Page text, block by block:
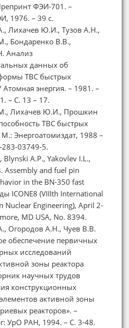
ФЭИ-701. –
1976. – 39 с.
Лихачев Ю.И., Тузов А.Н.,
Бондаренко В.В.,
Анализ
данных об
ТВС быстрых
Атомная энергия. – 1981. –
– С. 13 – 17.
Лихачев Ю.И., Прошкин
ТВС быстрых
М.: Энергоатомиздат, 1988 –
283-03749-5.
Blynski A.P., Yakovlev I.L.,
Assembly and fuel pin
in the BN-350 fast
ICONE8 (VIIIth International
Nuclear Engineering), April 2-
MD USA, No. 8394.
Огородов А.Н., Чуев В.В.
обеспечение первичных
исследований
зоны реактора
научных трудов
конструкционных
активной зоны
реакторов». –
УрО РАН, 1994. – С. 3-48.